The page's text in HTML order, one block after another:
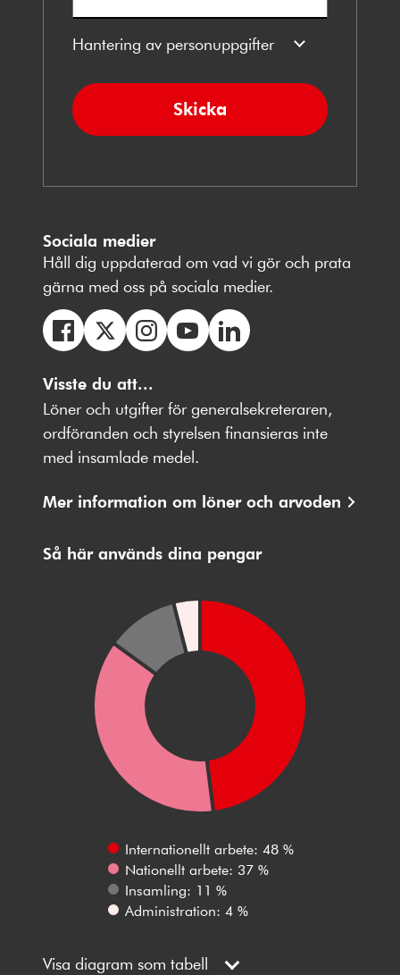
Hantering av personuppgifter
Skicka
Sociala medier
Håll dig uppdaterad om vad vi gör och prata
gärna med oss på sociala medier.
oss
på
Facebbok
oss
på
oss
på
Instagram
på
Youtube
på
LinkedIn
Visste du att...
Löner och utgifter för generalsekreteraren,
ordföranden och styrelsen finansieras inte
med insamlade medel.
Mer information om löner och arvoden
Så här används dina pengar
Internationellt arbete: 48 %
Nationellt arbete: 37 %
Insamling: 11 %
Administration: 4 %
Visa diagram som tabell